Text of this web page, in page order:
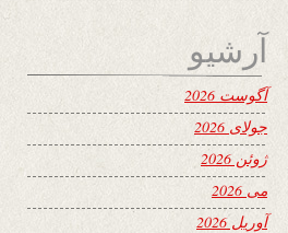
آرشیو
آگوست 2026
جولای 2026
ژوئن 2026
می 2026
آوریل 2026